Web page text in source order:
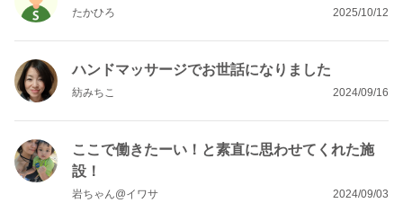
たかひろ 2025/10/12
ハンドマッサージでお世話になりました
紡みちこ 2024/09/16
ここで働きたーい！と素直に思わせてくれた施
設！
岩ちゃん@イワサ 2024/09/03